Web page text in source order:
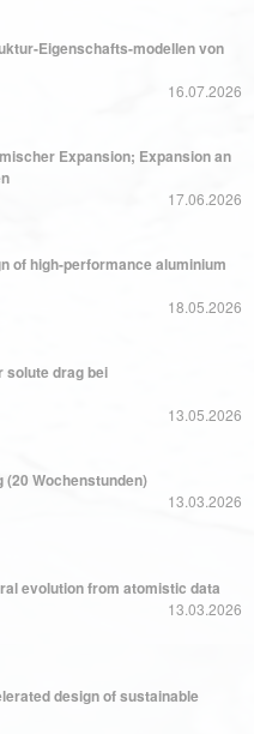
Eigenschafts-modellen von
16.07.2026
Expansion; Expansion an
17.06.2026
of high-performance aluminium
18.05.2026
solute drag bei
13.05.2026
Wochenstunden)
13.03.2026
evolution from atomistic data
13.03.2026
design of sustainable